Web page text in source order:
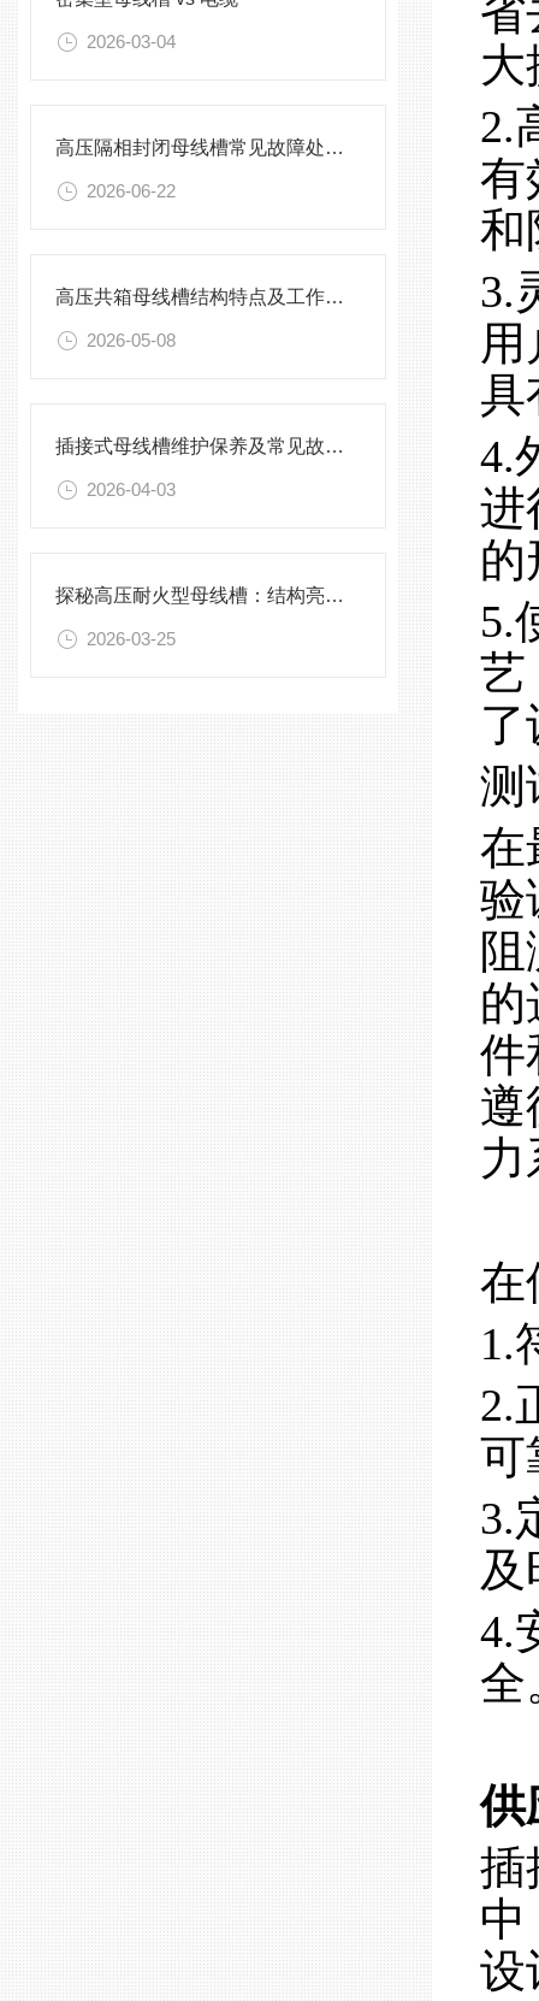
2026-03-04
高压隔相封闭母线槽常见故障处理方案
2026-06-22
高压共箱母线槽结构特点及工作原理
2026-05-08
插接式母线槽维护保养及常见故障处理指南
2026-04-03
探秘高压耐火型母线槽：结构亮点与实用效能
2026-03-25
省
大
2.
有
和
3.
具
4.
进
的
5.
艺
了
测
在
验
的
件
遵
在
1.
2.
可
3.
及
4.
全
供
插
中
设